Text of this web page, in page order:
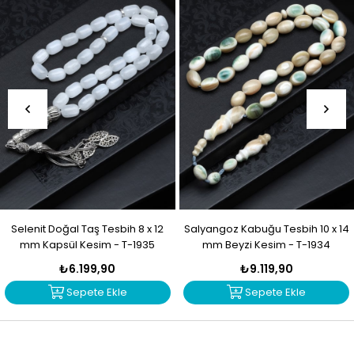
Selenit Doğal Taş Tesbih 8 x 12
mm Kapsül Kesim - T-1935
₺6.199,90
Sepete Ekle
Salyangoz Kabuğu Tesbih 10 x 14
mm Beyzi Kesim - T-1934
₺9.119,90
Sepete Ekle